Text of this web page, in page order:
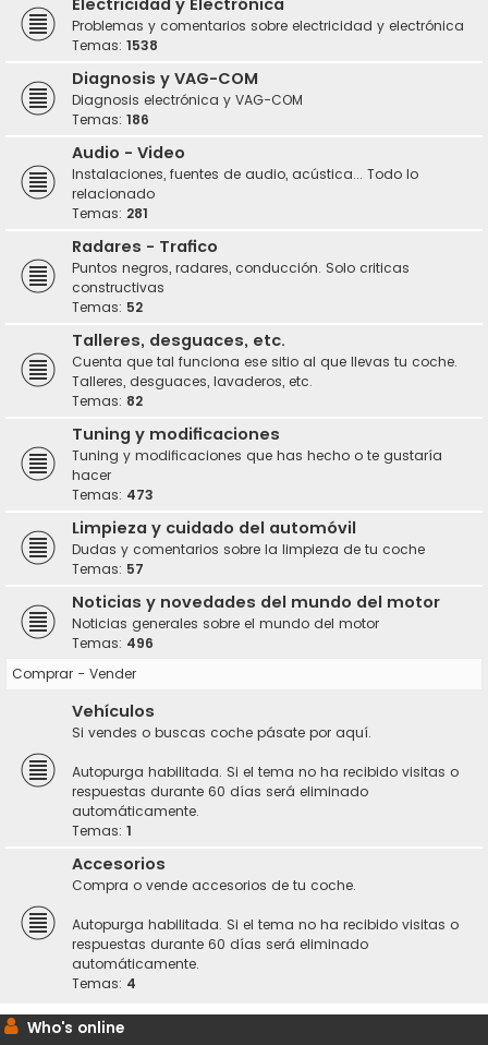
Problemas y comentarios sobre electricidad y electrónica
Temas: 1538
Diagnosis y VAG-COM
Diagnosis electrónica y VAG-COM
Temas: 186
Audio - Video
Instalaciones, fuentes de audio, acústica... Todo lo
relacionado
Temas: 281
Radares - Trafico
Puntos negros, radares, conducción. Solo criticas
constructivas
Temas: 52
Talleres, desguaces, etc.
Cuenta que tal funciona ese sitio al que llevas tu coche.
Talleres, desguaces, lavaderos, etc.
Temas: 82
Tuning y modificaciones
Tuning y modificaciones que has hecho o te gustaría
hacer
Temas: 473
Limpieza y cuidado del automóvil
Dudas y comentarios sobre la limpieza de tu coche
Temas: 57
Noticias y novedades del mundo del motor
Noticias generales sobre el mundo del motor
Temas: 496
Comprar - Vender
Vehículos
Si vendes o buscas coche pásate por aquí.
Autopurga habilitada. Si el tema no ha recibido visitas o
respuestas durante 60 días será eliminado
automáticamente.
Temas: 1
Accesorios
Compra o vende accesorios de tu coche.
Autopurga habilitada. Si el tema no ha recibido visitas o
respuestas durante 60 días será eliminado
automáticamente.
Temas: 4
Who's online